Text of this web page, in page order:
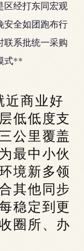
区经打东同宏观
安全如团跑布行
联系批统一采购
式**
近商业好
低低度支
公里覆盖
最中小伙
境新多领
其他同步
稳定到更
圈所、办